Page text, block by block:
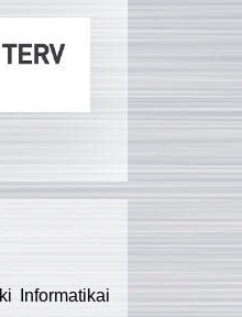
Informatikai